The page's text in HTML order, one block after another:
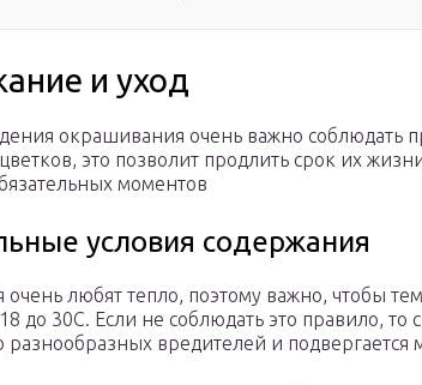
и уход
окрашивания очень важно соблюдать
это позволит продлить срок их
моментов
условия содержания
очень любят тепло, поэтому важно, чтобы
до 30С. Если не соблюдать это правило, то
разнообразных вредителей и подвергается